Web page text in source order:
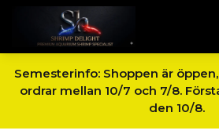
Semesterinfo: Shoppen är
ordrar mellan 10/7 och 7/8.
den 10/8.